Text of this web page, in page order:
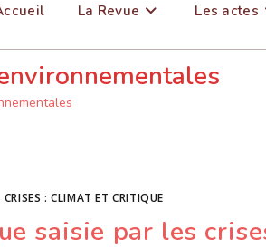
La Revue Les actes
: CLIMAT ET CRITIQUE
saisie par les